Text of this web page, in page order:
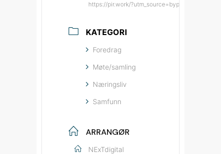
https://pir.work/
KATEGORI
Foredrag
Møte/samling
Næringsliv
Samfunn
ARRANGØR
NExTdigital